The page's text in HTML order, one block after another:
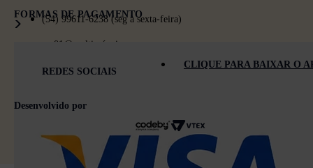
(54) 99611-6238 (seg à sexta-feira)
sac01@multimóveis.com
FORMAS DE PAGAMENTO
REDES SOCIAIS
CLIQUE PARA BAIXAR O
Desenvolvido por